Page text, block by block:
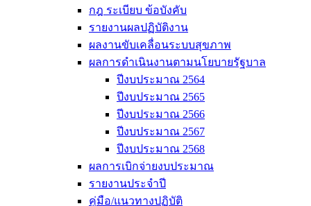
กฎ ระเบียบ ข้อบังคับ
รายงานผลปฏิบัติงาน
ผลงานขับเคลื่อนระบบสุขภาพ
ผลการดำเนินงานตามนโยบายรัฐบาล
ปีงบประมาณ 2564
ปีงบประมาณ 2565
ปีงบประมาณ 2566
ปีงบประมาณ 2567
ปีงบประมาณ 2568
ผลการเบิกจ่ายงบประมาณ
รายงานประจำปี
คู่มือ/แนวทางปฏิบัติ